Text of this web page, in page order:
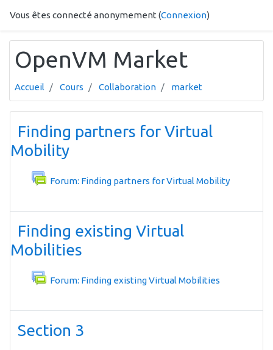
Vous êtes connecté anonymement (Connexion)
OpenVM Market
Accueil Cours Collaboration market
Aperçu des sections
Finding partners for Virtual
Mobility
Forum: Finding partners for Virtual Mobility
Finding existing Virtual
Mobilities
Forum: Finding existing Virtual Mobilities
Section 3